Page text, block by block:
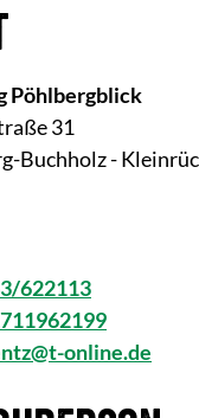
Pöhlbergblick
31
Buchholz -
622113
online.de